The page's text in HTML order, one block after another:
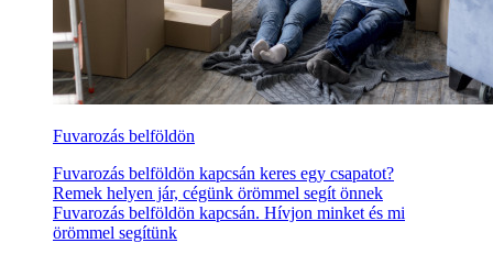
Fuvarozás belföldön
Fuvarozás belföldön kapcsán keres egy csapatot?
Remek helyen jár, cégünk örömmel segít önnek
Fuvarozás belföldön kapcsán. Hívjon minket és mi
örömmel segítünk